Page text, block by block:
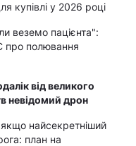
купівлі у 2026 році
веземо пацієнта":
про полювання
від великого
невідомий дрон
найсекретніший
план на